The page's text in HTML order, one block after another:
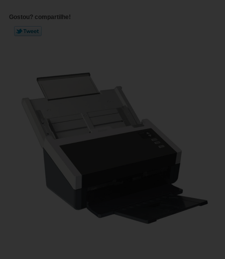
Gostou? compartilhe!